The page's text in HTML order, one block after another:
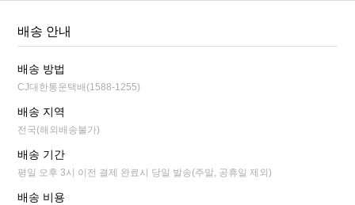
배송 안내
배송 방법
CJ대한통운택배(1588-1255)
배송 지역
전국(해외배송불가)
배송 기간
평일 오후 3시 이전 결제 완료시 당일 발송(주말, 공휴일 제외)
배송 비용